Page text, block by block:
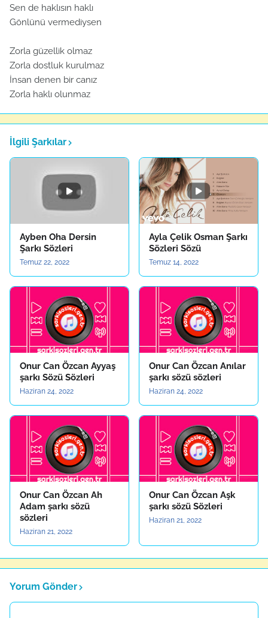
Sen de haklısın haklı
Gönlünü vermediysen
Zorla güzellik olmaz
Zorla dostluk kurulmaz
İnsan denen bir canız
Zorla haklı olunmaz
İlgili Şarkılar
Ayben Oha Dersin
Şarkı Sözleri
Temuz 22, 2022
Ayla Çelik Osman Şarkı
Sözleri Sözü
Temuz 14, 2022
Onur Can Özcan Ayyaş
şarkı Sözü Sözleri
Haziran 24, 2022
Onur Can Özcan Anılar
şarkı sözü sözleri
Haziran 24, 2022
Onur Can Özcan Ah
Adam şarkı sözü
sözleri
Haziran 21, 2022
Onur Can Özcan Aşk
şarkı sözü Sözleri
Haziran 21, 2022
Yorum Gönder